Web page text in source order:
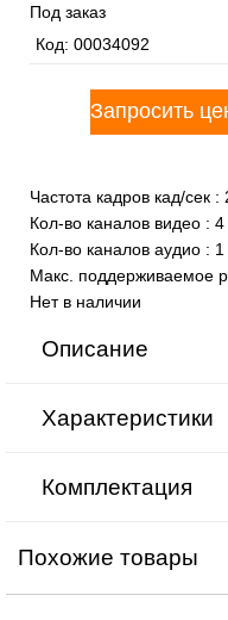
Под заказ
Код: 00034092
Частота кадров кад/сек :
Кол-во каналов видео : 4
Кол-во каналов аудио : 1
Макс. поддерживаемое
Нет в наличии
Описание
Характеристики
Комплектация
Похожие товары